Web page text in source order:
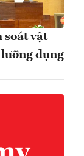
soát vật
dụng